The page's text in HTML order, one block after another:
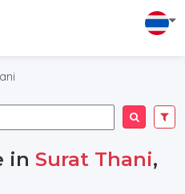
inSurat Thani,